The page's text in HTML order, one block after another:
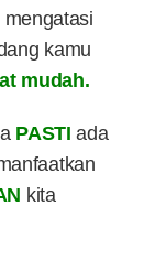
kamu
mudah.
PASTI ada
kita